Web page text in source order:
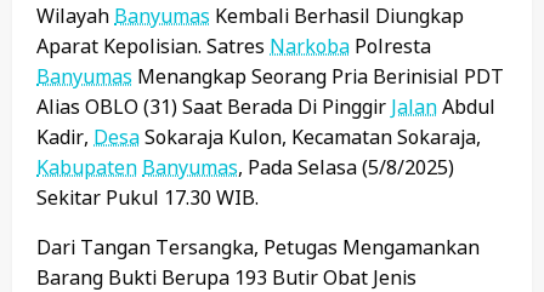
Wilayah Banyumas Kembali Berhasil Diungkap
Aparat Kepolisian. Satres Narkoba Polresta
Banyumas Menangkap Seorang Pria Berinisial PDT
Alias OBLO (31) Saat Berada Di Pinggir JalanAbdul
Kadir, DesaSokaraja Kulon, Kecamatan Sokaraja,
Kabupaten Banyumas, Pada Selasa (5/8/2025)
Sekitar Pukul 17.30 WIB.
Dari Tangan Tersangka, Petugas Mengamankan
Barang Bukti Berupa 193 Butir Obat Jenis